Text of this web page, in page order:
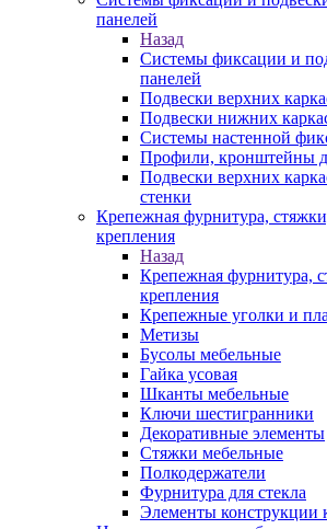
панелей
Назад
Системы фиксации и
панелей
Подвески верхних
Подвески нижних
Системы настенной
Профили, кронштейны
Подвески верхних
стенки
Крепежная фурнитура,
крепления
Назад
Крепежная фурнитура,
крепления
Крепежные уголки и
Метизы
Бусолы мебельные
Гайка усовая
Шканты мебельные
Ключи шестигранники
Декоративные элементы
Стяжки мебельные
Полкодержатели
Фурнитура для стекла
Элементы конструкции